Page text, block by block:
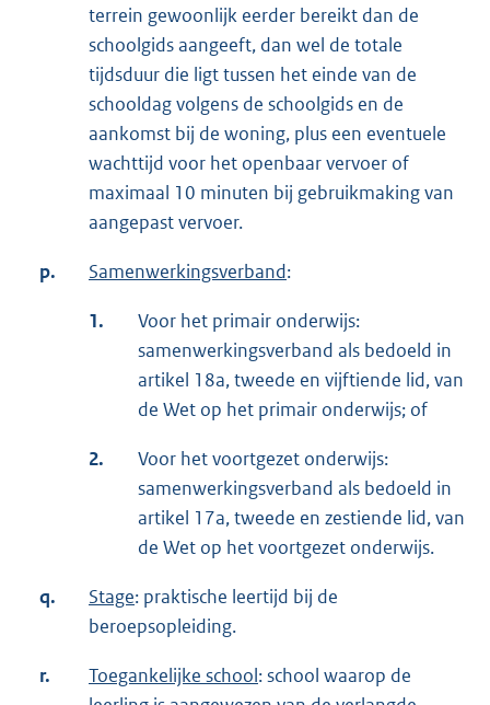
terrein gewoonlijk eerder bereikt dan de
schoolgids aangeeft, dan wel de totale
tijdsduur die ligt tussen het einde van de
schooldag volgens de schoolgids en de
aankomst bij de woning, plus een eventuele
wachttijd voor het openbaar vervoer of
maximaal 10 minuten bij gebruikmaking van
aangepast vervoer.
p. Samenwerkingsverband:
1.
Voor het primair onderwijs:
samenwerkingsverband als bedoeld in
artikel 18a, tweede en vijftiende lid, van
de Wet op het primair onderwijs; of
2.
Voor het voortgezet onderwijs:
samenwerkingsverband als bedoeld in
artikel 17a, tweede en zestiende lid, van
de Wet op het voortgezet onderwijs.
q. Stage: praktische leertijd bij de
beroepsopleiding.
r. Toegankelijke school: school waarop de